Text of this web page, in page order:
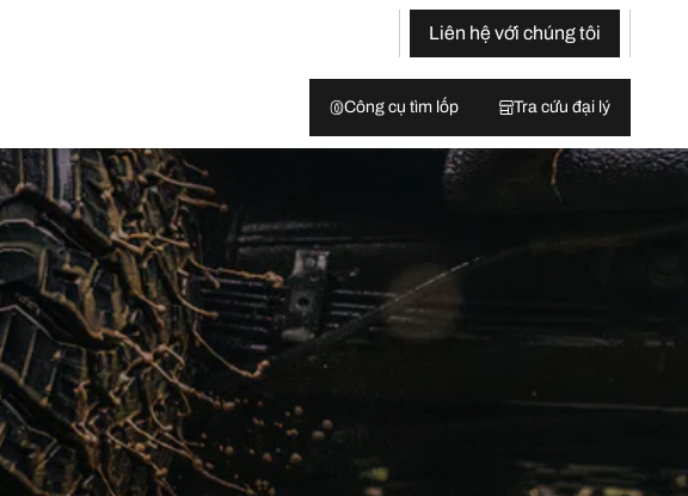
Liên hệ với chúng tôi
Công cụ tìm lốp Tra cứu đại lý